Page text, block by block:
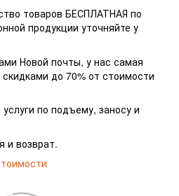
товаров БЕСПЛАТНАЯ по
продукции уточняйте у
Новой почты, у нас самая
до 70% от стоимости
по подъему, заносу и
и возврат.